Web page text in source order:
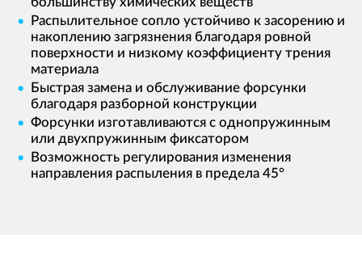
Распылительное сопло устойчиво к засорению и
накоплению загрязнения благодаря ровной
поверхности и низкому коэффициенту трения
материала
Быстрая замена и обслуживание форсунки
благодаря разборной конструкции
Форсунки изготавливаются с однопружинным
или двухпружинным фиксатором
Возможность регулирования изменения
направления распыления в предела 45°